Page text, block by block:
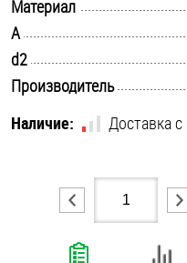
Шайбы
Шпильки
Материал
A
d2
Производитель
Наличие:
Доставка